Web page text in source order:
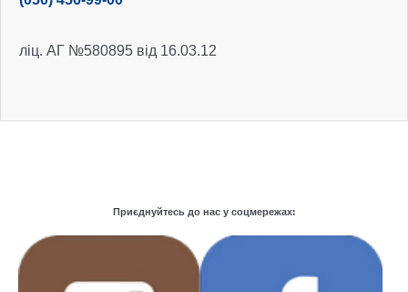
ліц. АГ №580895 від 16.03.12
Приєднуйтесь до нас у соцмережах: